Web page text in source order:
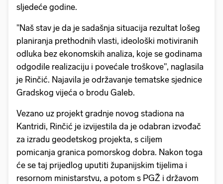
sljedeće godine.
"Naš stav je da je sadašnja situacija rezultat lošeg
planiranja prethodnih vlasti, ideološki motiviranih
odluka bez ekonomskih analiza, koje se godinama
odgodile realizaciju i povećale troškove", naglasila
je Rinčić. Najavila je održavanje tematske sjednice
Gradskog vijeća o brodu Galeb.
Vezano uz projekt gradnje novog stadiona na
Kantridi, Rinčić je izvijestila da je odabran izvođač
za izradu geodetskog projekta, s ciljem
pomicanja granica pomorskog dobra. Nakon toga
će se taj prijedlog uputiti županijskim tijelima i
resornom ministarstvu, a potom s PGŽ i državom